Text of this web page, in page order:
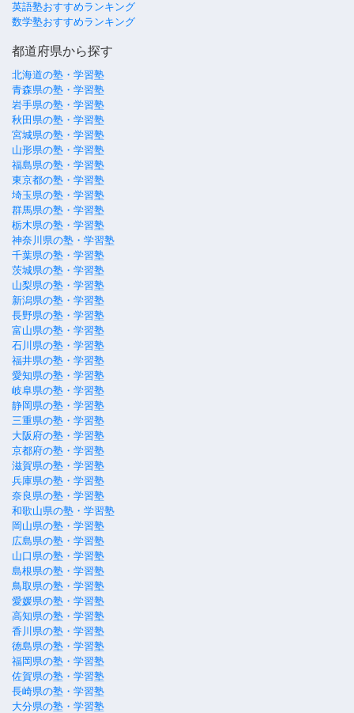
英語塾おすすめランキング
数学塾おすすめランキング
都道府県から探す
北海道の塾・学習塾
青森県の塾・学習塾
岩手県の塾・学習塾
秋田県の塾・学習塾
宮城県の塾・学習塾
山形県の塾・学習塾
福島県の塾・学習塾
東京都の塾・学習塾
埼玉県の塾・学習塾
群馬県の塾・学習塾
栃木県の塾・学習塾
神奈川県の塾・学習塾
千葉県の塾・学習塾
茨城県の塾・学習塾
山梨県の塾・学習塾
新潟県の塾・学習塾
長野県の塾・学習塾
富山県の塾・学習塾
石川県の塾・学習塾
福井県の塾・学習塾
愛知県の塾・学習塾
岐阜県の塾・学習塾
静岡県の塾・学習塾
三重県の塾・学習塾
大阪府の塾・学習塾
京都府の塾・学習塾
滋賀県の塾・学習塾
兵庫県の塾・学習塾
奈良県の塾・学習塾
和歌山県の塾・学習塾
岡山県の塾・学習塾
広島県の塾・学習塾
山口県の塾・学習塾
島根県の塾・学習塾
鳥取県の塾・学習塾
愛媛県の塾・学習塾
高知県の塾・学習塾
香川県の塾・学習塾
徳島県の塾・学習塾
福岡県の塾・学習塾
佐賀県の塾・学習塾
長崎県の塾・学習塾
大分県の塾・学習塾